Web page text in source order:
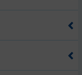
in mg – pro
Lebensmittel
in mg – pro